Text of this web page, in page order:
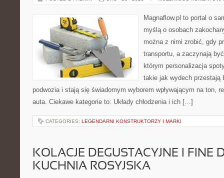
Magnaflow.pl to portal o
myślą o osobach
można z nimi zrobić, gdy
transportu, a zaczynają
którym personalizacja
takie jak wydech przestają
podwozia i stają się świadomym wyborem wpływającym na ton,
auta. Ciekawe kategorie to: Układy chłodzenia i ich […]
CATEGORIES: LEGENDARNI KONSTRUKTORZY I MARKI
KOLACJE DEGUSTACYJNE I FINE
KUCHNIA ROSYJSKA